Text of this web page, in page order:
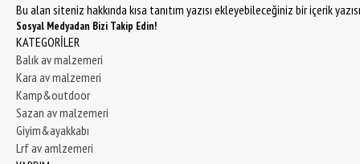
Bu alan siteniz hakkında kısa tanıtım yazısı ekleyebileceğiniz bir içerik
Sosyal Medyadan Bizi Takip Edin!
KATEGORİLER
Balık av malzemeri
Kara av malzemeri
Kamp&outdoor
Sazan av malzemeri
Giyim&ayakkabı
Lrf av amlzemeri